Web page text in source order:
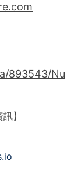
893543/Nu
】